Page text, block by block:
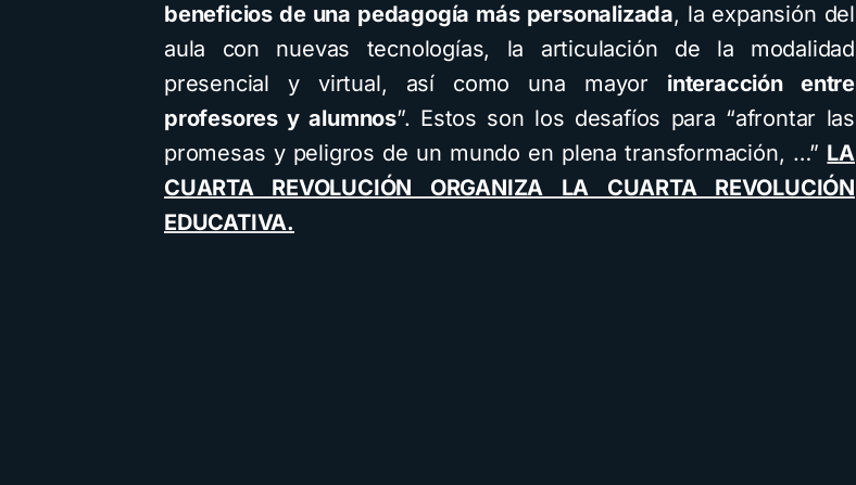
beneficios de una pedagogía más personalizada, la expansión del
aula con nuevas tecnologías, la articulación de la modalidad
presencial y virtual, así como una mayor interacción entre
profesores y alumnos”. Estos son los desafíos para “afrontar las
promesas y peligros de un mundo en plena transformación, …” LA
CUARTA REVOLUCIÓN ORGANIZA LA CUARTA REVOLUCIÓN
EDUCATIVA.